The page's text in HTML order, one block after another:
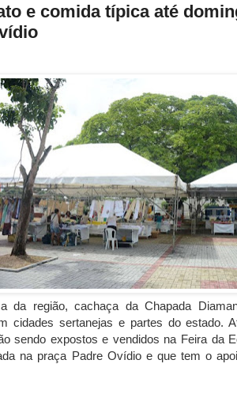
e comida típica até
da região, cachaça da Chapada
cidades sertanejas e partes do estado.
sendo expostos e vendidos na Feira da
na praça Padre Ovídio e que tem o